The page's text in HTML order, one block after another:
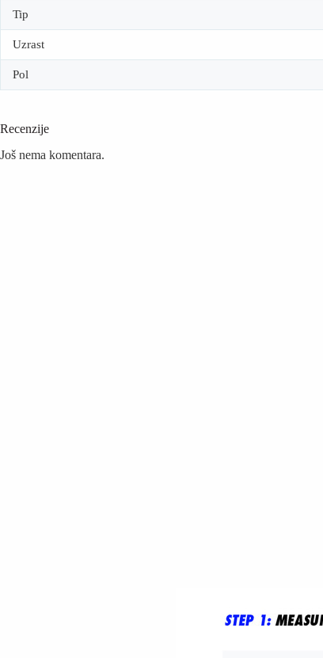
Tip
Uzrast
Pol
Recenzije
Još nema komentara.